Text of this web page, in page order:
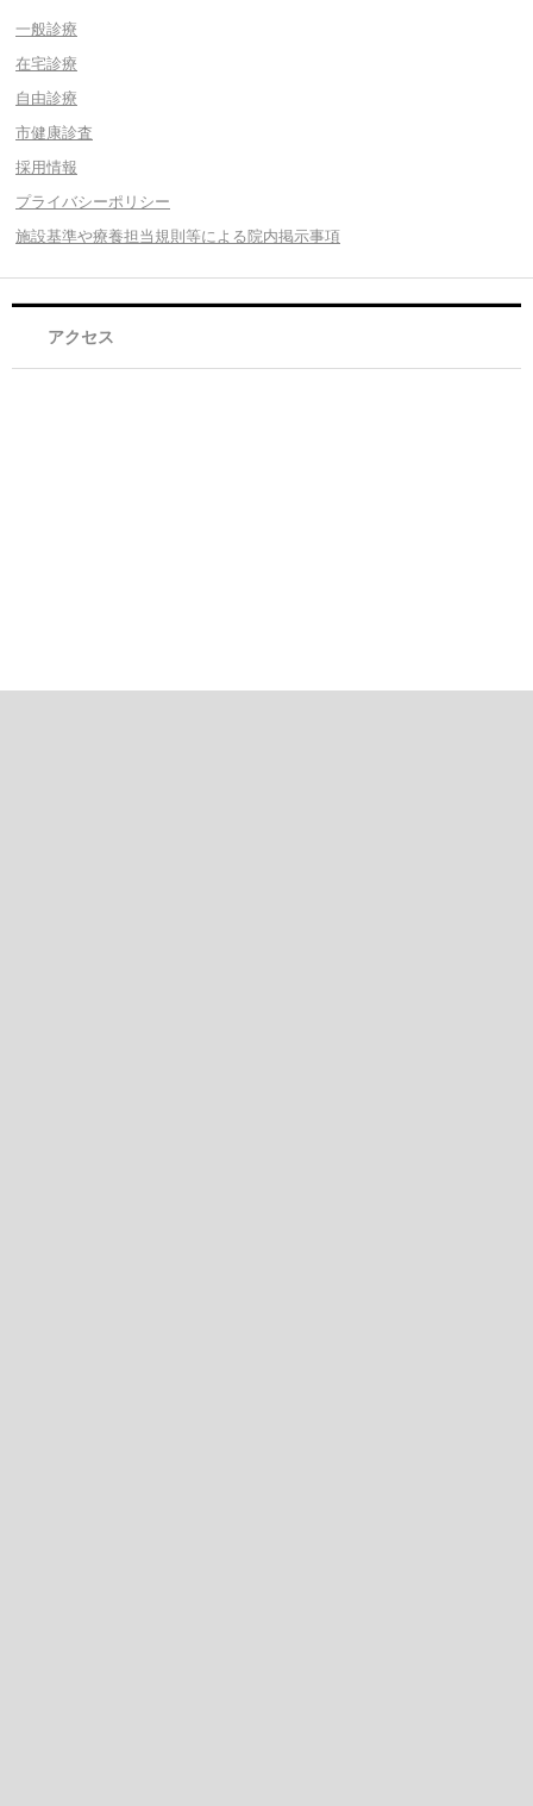
一般診療
在宅診療
自由診療
市健康診査
採用情報
プライバシーポリシー
施設基準や療養担当規則等による院内掲示事項
アクセス